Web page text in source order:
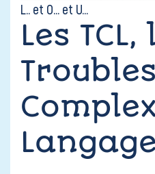
L.. et O… et U…
Les TCL,
Troubles
Langage